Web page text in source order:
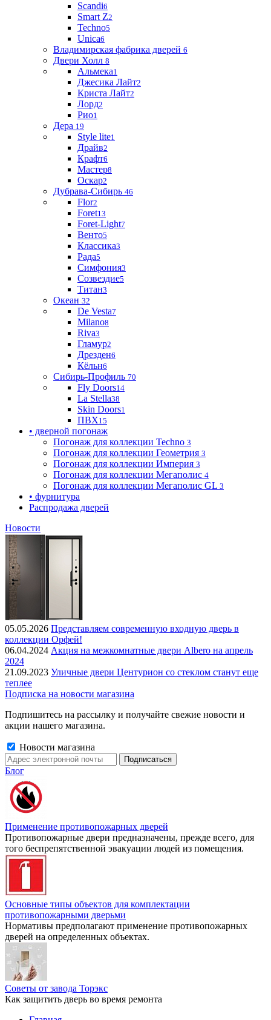
Scandi6
Smart Z2
Techno5
Unica6
Владимирская фабрика дверей 6
Двери Холл 8
Альмека1
Джесика Лайт2
Криста Лайт2
Лорд2
Рио1
Дера 19
Style lite1
Драйв2
Крафт6
Мастер8
Оскар2
Дубрава-Сибирь 46
Flor2
Foret13
Foret-Light7
Венто5
Классика3
Рада5
Симфония3
Созвездие5
Титан3
Океан 32
De Vesta7
Milano8
Riva3
Гламур2
Дрезден6
Кёльн6
Сибирь-Профиль 70
Fly Doors14
La Stella38
Skin Doors1
ПВХ15
• дверной погонаж
Погонаж для коллекции Techno 3
Погонаж для коллекции Геометрия 3
Погонаж для коллекции Империя 3
Погонаж для коллекции Мегаполис 4
Погонаж для коллекции Мегаполис GL 3
• фурнитура
Распродажа дверей
Новости
05.05.2026 Представляем современную входную дверь в
коллекции Орфей!
06.04.2024 Акция на межкомнатные двери Albero на апрель
2024
21.09.2023 Уличные двери Центурион со стеклом станут еще
теплее
Подписка на новости магазина
Подпишитесь на рассылку и получайте свежие новости и
акции нашего магазина.
Новости магазина
Блог
Применение противопожарных дверей
Противопожарные двери предназначены, прежде всего, для
того беспрепятственной эвакуации людей из помещения.
Основные типы объектов для комплектации
противопожарными дверьми
Нормативы предполагают применение противопожарных
дверей на определенных объектах.
Советы от завода Торэкс
Как защитить дверь во время ремонта